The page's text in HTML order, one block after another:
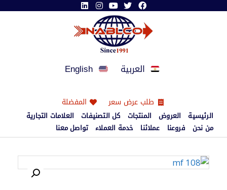
العربية English
طلب عرض سعر المفضلة
الرئيسية العروض المنتجات كل التصنيفات
العلامات التجارية
من نحن فروعنا عملائنا خدمة العملاء تواصل معنا